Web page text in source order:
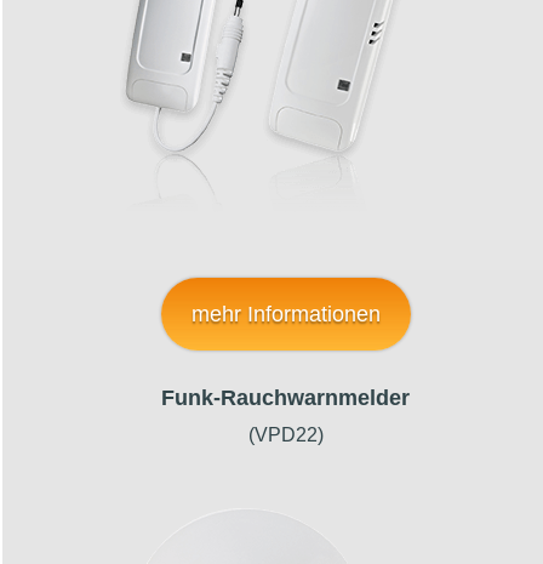
mehr Informationen
Funk-Rauchwarnmelder
(VPD22)